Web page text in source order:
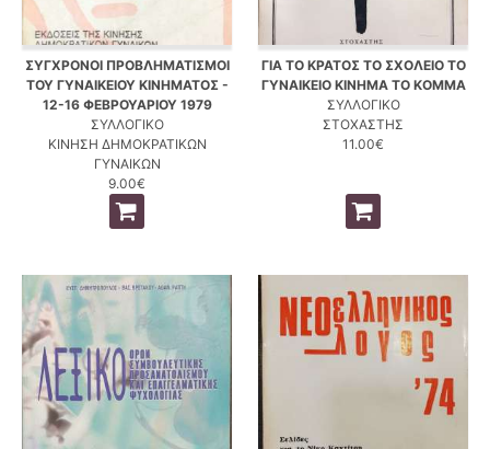
ΣΥΓΧΡΟΝΟΙ ΠΡΟΒΛΗΜΑΤΙΣΜΟΙ
ΤΟΥ ΓΥΝΑΙΚΕΙΟΥ ΚΙΝΗΜΑΤΟΣ -
12-16 ΦΕΒΡΟΥΑΡΙΟΥ 1979
ΣΥΛΛΟΓΙΚΟ
ΚΙΝΗΣΗ ΔΗΜΟΚΡΑΤΙΚΩΝ
ΓΥΝΑΙΚΩΝ
9.00€
ΓΙΑ ΤΟ ΚΡΑΤΟΣ ΤΟ ΣΧΟΛΕΙΟ ΤΟ
ΓΥΝΑΙΚΕΙΟ ΚΙΝΗΜΑ ΤΟ ΚΟΜΜΑ
ΣΥΛΛΟΓΙΚΟ
ΣΤΟΧΑΣΤΗΣ
11.00€